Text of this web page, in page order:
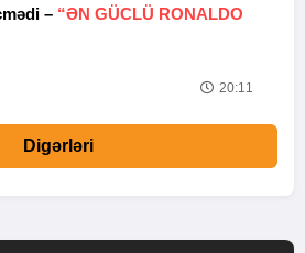
– “ƏN GÜCLÜ RONALDO
20:11
Digərləri